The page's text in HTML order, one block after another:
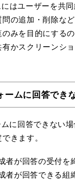
はユーザーを共
の追加・削除な
みを目的にする
かスクリーンシ
ームに回答でき
に回答できない場
きます。
者が回答の受付を
者が回答できる組